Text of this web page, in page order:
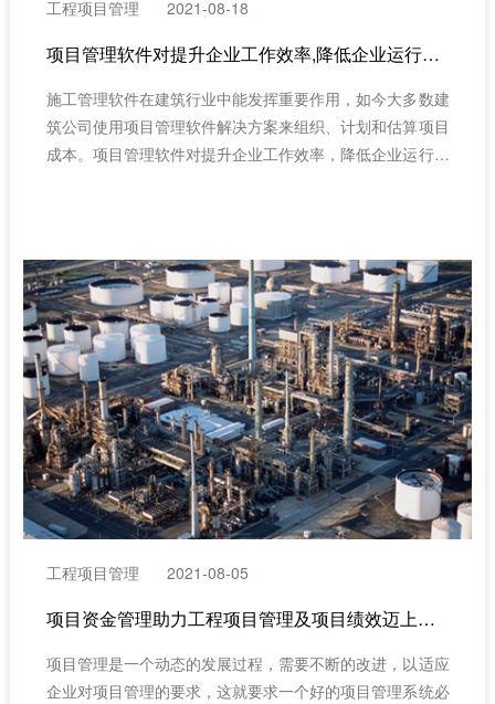
工程项目管理 2021-08-18
项目管理软件对提升企业工作效率,降低企业运行成本有十分重要
施工管理软件在建筑行业中能发挥重要作用，如今大多数建
筑公司使用项目管理软件解决方案来组织、计划和估算项目
成本。项目管理软件对提升企业工作效率，降低企业运行成
工程项目管理 2021-08-05
项目资金管理助力工程项目管理及项目绩效迈上新台阶（项目管理系统推荐）
项目管理是一个动态的发展过程，需要不断的改进，以适应
企业对项目管理的要求，这就要求一个好的项目管理系统必